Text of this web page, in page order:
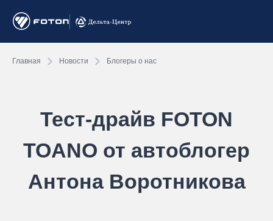
Главная Новости Блогеры о нас
Тест-драйв FOTON
TOANO от автоблогер
Антона Воротникова